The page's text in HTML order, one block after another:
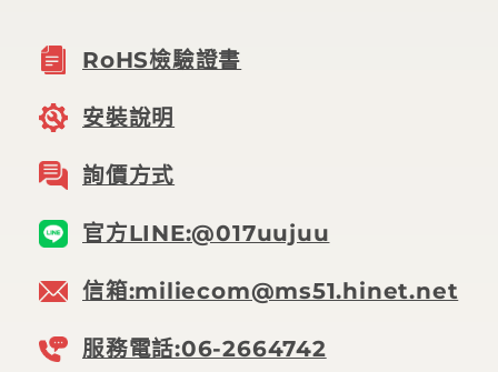
RoHS檢驗證書
安裝說明
詢價方式
官方LINE:@017uujuu
信箱:miliecom@ms51.hinet.net
服務電話:06-2664742